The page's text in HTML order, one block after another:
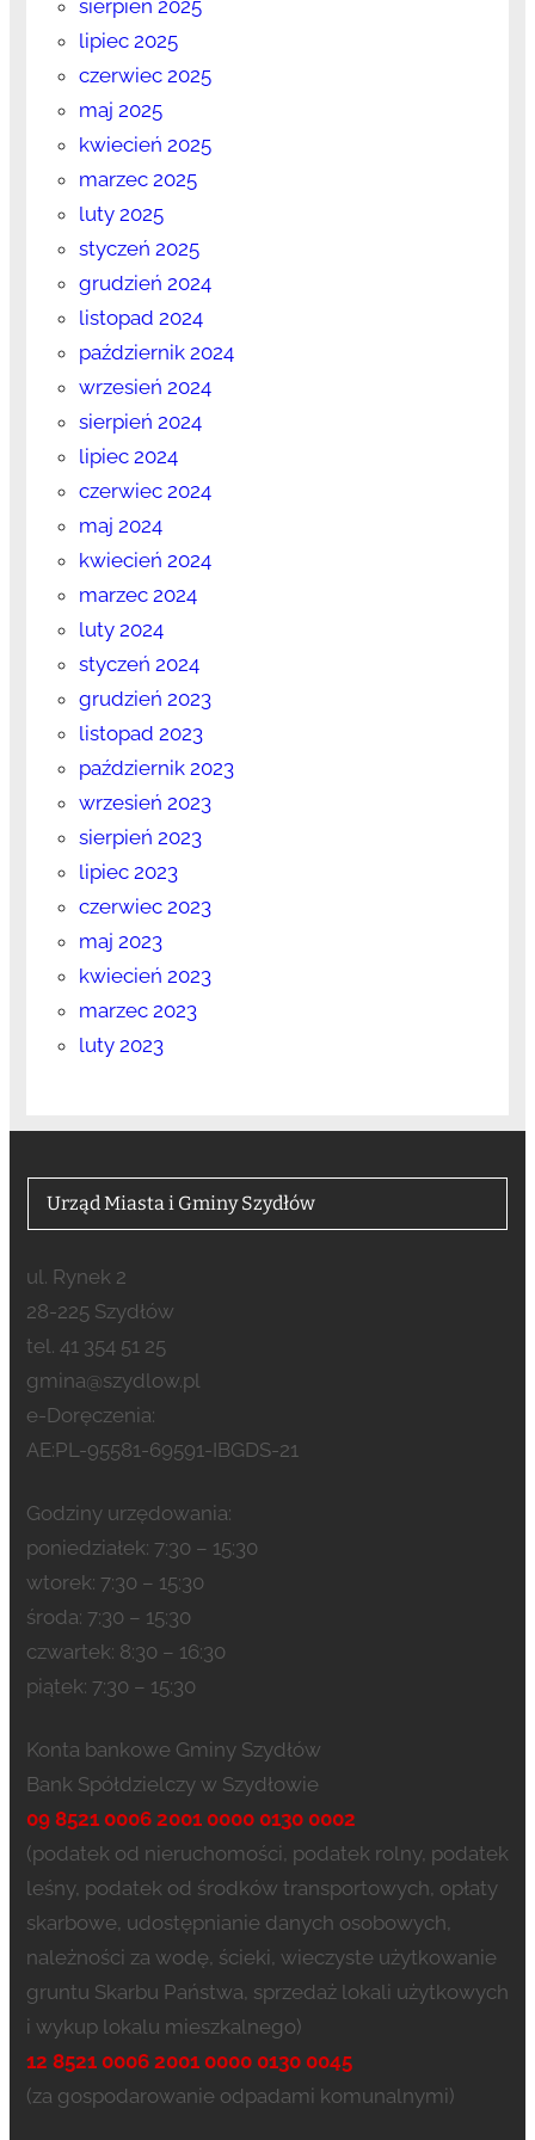
sierpień 2025
lipiec 2025
czerwiec 2025
maj 2025
kwiecień 2025
marzec 2025
luty 2025
styczeń 2025
grudzień 2024
listopad 2024
październik 2024
wrzesień 2024
sierpień 2024
lipiec 2024
czerwiec 2024
maj 2024
kwiecień 2024
marzec 2024
luty 2024
styczeń 2024
grudzień 2023
listopad 2023
październik 2023
wrzesień 2023
sierpień 2023
lipiec 2023
czerwiec 2023
maj 2023
kwiecień 2023
marzec 2023
luty 2023
Urząd Miasta i Gminy Szydłów
ul. Rynek 2
28-225 Szydłów
tel. 41 354 51 25
gmina@szydlow.pl
e-Doręczenia:
AE:PL-95581-69591-IBGDS-21
Godziny urzędowania:
poniedziałek: 7:30 – 15:30
wtorek: 7:30 – 15:30
środa: 7:30 – 15:30
czwartek: 8:30 – 16:30
piątek: 7:30 – 15:30
Konta bankowe Gminy Szydłów
Bank Spółdzielczy w Szydłowie
09 8521 0006 2001 0000 0130 0002
(podatek od nieruchomości, podatek rolny, podatek
leśny, podatek od środków transportowych, opłaty
skarbowe, udostępnianie danych osobowych,
należności za wodę, ścieki, wieczyste użytkowanie
gruntu Skarbu Państwa, sprzedaż lokali użytkowych
i wykup lokalu mieszkalnego)
12 8521 0006 2001 0000 0130 0045
(za gospodarowanie odpadami komunalnymi)